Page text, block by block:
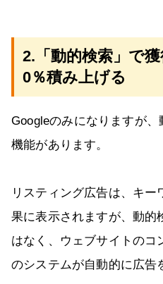
2.「動的検索」で
0％積み上げる
Googleのみになりますが
機能があります。
リスティング広告は、キ
果に表示されますが、動的
はなく、ウェブサイトのコ
のシステムが自動的に広告